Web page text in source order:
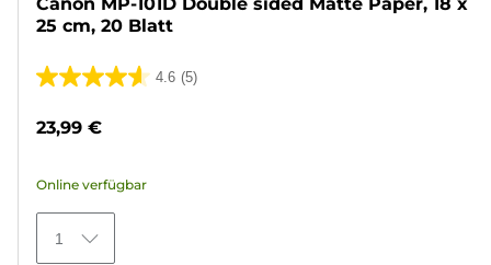
25 cm, 20 Blatt
4.6 (5)
4.6
5
Bewertungen
23,99 €
Online verfügbar
1